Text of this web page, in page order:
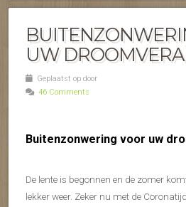
UW
Geplaatst op door
46 Comments
Buitenzonwering voor uw
De lente is begonnen en de zomer
lekker weer. Zeker nu met de